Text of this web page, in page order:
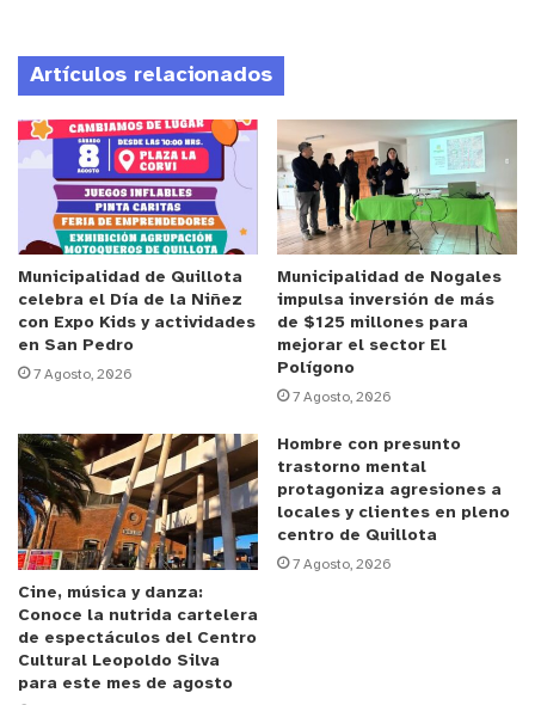
explicó la alcaldesa de Villa Alemana, Javiera
Toledo.
Anuncio Patrocinado
Compromisos a los que se suma el “ir
paulatinamente disminuyendo la entrega de bolsas
plásticas”, agregó Alejandro Vives, director de la
Dirección Ambiental Municipal.
Para concretar cada uno de estas
responsabilidades -agregó el profesional- el
municipio realizará distintas actividades de
educación en materia medioambiental y
capacitaciones con todos los locatarios de cada
una de las ferias.
Mejora la disposición de residuos y se ahorra
En la Feria Huanhualí estiman que mensualmente
generan cerca de una tonelada de residuos, los
que, hasta antes de la firma del acuerdo de
Artículos relacionados
Municipalidad de Quillota
celebra el Día de la Niñez
con Expo Kids y actividades
en San Pedro
7 Agosto, 2026
Municipalidad de Nogales
impulsa inversión de más
de $125 millones para
mejorar el sector El
Polígono
7 Agosto, 2026
Cine, música y danza:
Conoce la nutrida cartelera
de espectáculos del Centro
Cultural Leopoldo Silva
para este mes de agosto
Hombre con presunto
trastorno mental
protagoniza agresiones a
locales y clientes en pleno
centro de Quillota
7 Agosto, 2026